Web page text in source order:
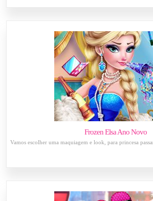
Frozen Elsa Ano Novo
Vamos escolher uma maquiagem e look, para princesa